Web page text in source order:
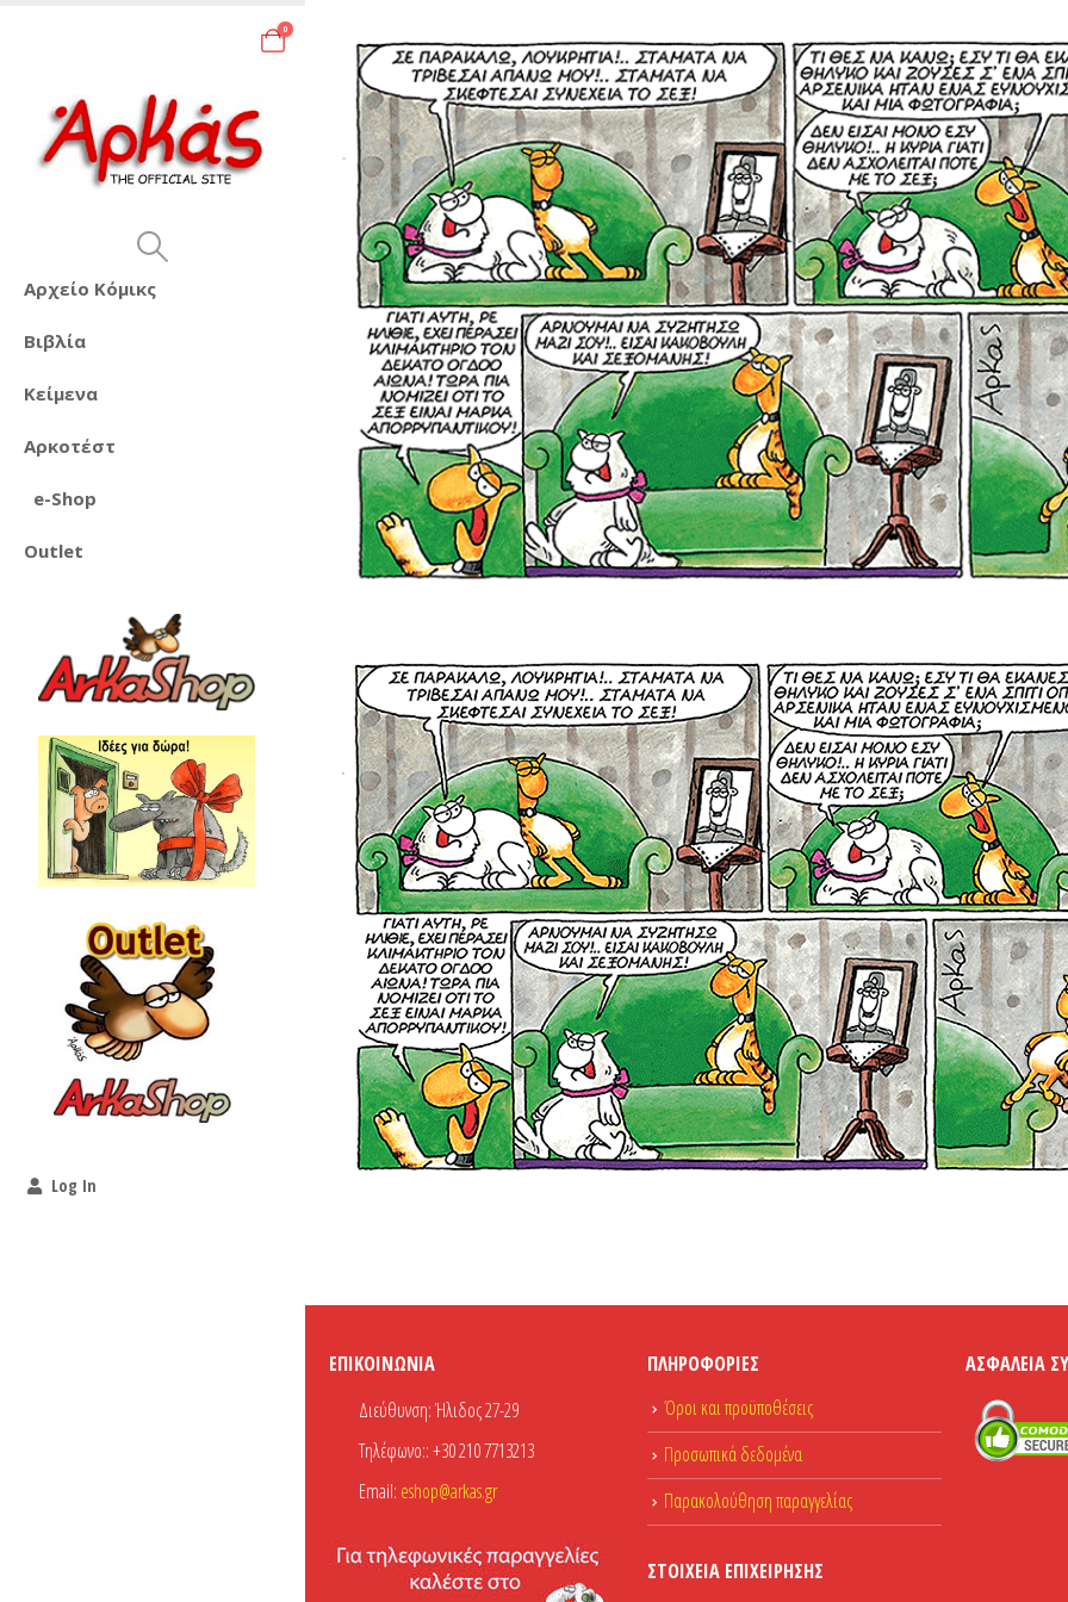
0
Αρχείο Κόμικς
Βιβλία
Κείμενα
Αρκοτέστ
e-Shop
Outlet
Log In
ΕΠΙΚΟΙΝΩΝΊΑ
Διεύθυνση:Ήλιδος 27-29
Τηλέφωνο::+30 210 7713213
Email: eshop@arkas.gr
ΠΛΗΡΟΦΟΡΊΕΣ
Όροι και προϋποθέσεις
Προσωπικά δεδομένα
Παρακολούθηση παραγγελίας
ΣΤΟΙΧΕΊΑ ΕΠΙΧΕΊΡΗΣΗΣ
ΑΣΦΆΛΕΙΑ